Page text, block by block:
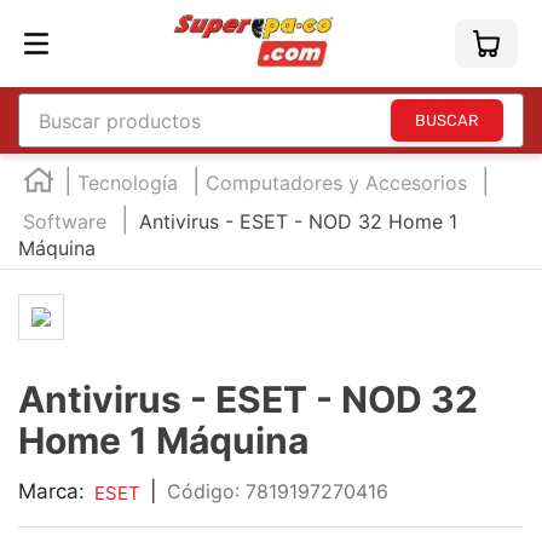
Buscar productos
Tecnología
Computadores y Accesorios
Software
Antivirus - ESET - NOD 32 Home 1
Máquina
Antivirus - ESET - NOD 32
Home 1 Máquina
Marca: ESET : 7819197270416
TÉRMINOS MÁS BUSCADOS
1.
england
2.
marcador e300
3.
4.
marcadores
8.
teclado